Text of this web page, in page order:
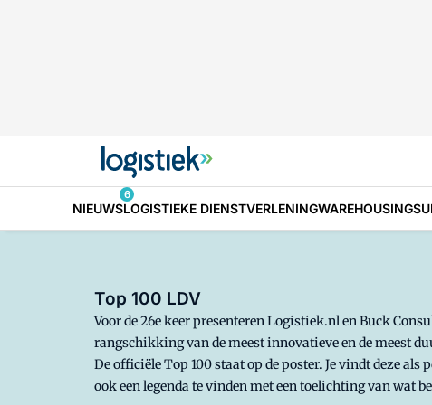
NIEUWS
6
LOGISTIEKE DIENSTVERLENINGWAREHOUSING
Top 100 LDV
Voor de 26e keer presenteren Logistiek.nl en Buck
rangschikking van de meest innovatieve en de meest
De officiële Top 100 staat op de poster. Je vindt deze als
ook een legenda te vinden met een toelichting van wat